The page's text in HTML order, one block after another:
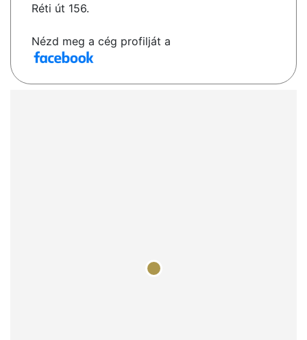
Réti út 156.
Nézd meg a cég profilját a